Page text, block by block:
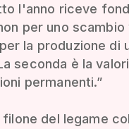
l'anno riceve
per uno scambio
la produzione di
seconda è la
permanenti.”
filone del legame